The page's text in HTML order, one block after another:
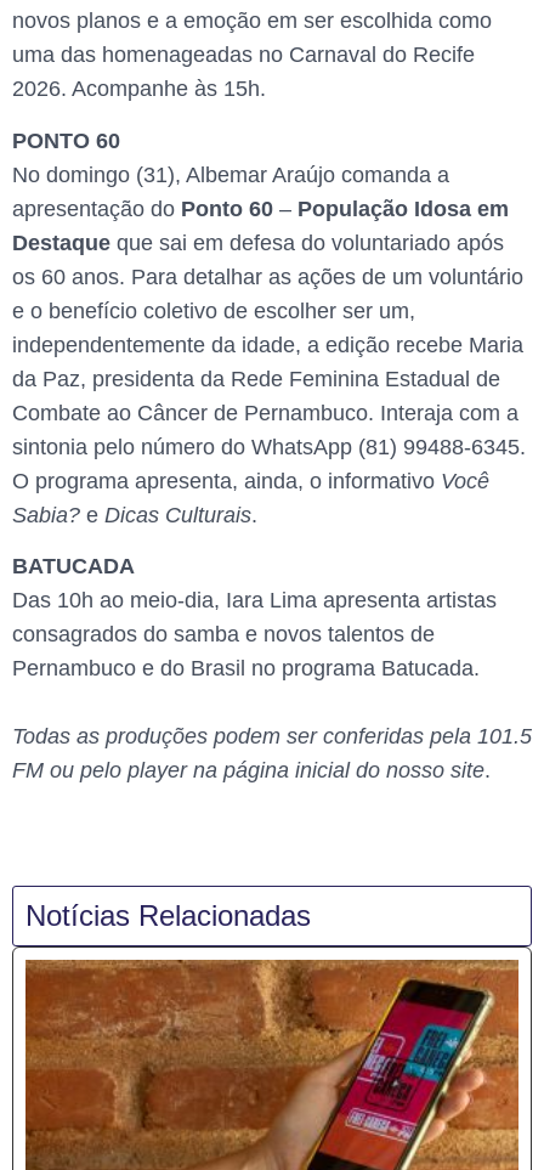
novos planos e a emoção em ser escolhida como
uma das homenageadas no Carnaval do Recife
2026. Acompanhe às 15h.
PONTO 60
No domingo (31), Albemar Araújo comanda a
apresentação do Ponto 60 – População Idosa em
Destaque que sai em defesa do voluntariado após
os 60 anos. Para detalhar as ações de um voluntário
e o benefício coletivo de escolher ser um,
independentemente da idade, a edição recebe Maria
da Paz, presidenta da Rede Feminina Estadual de
Combate ao Câncer de Pernambuco. Interaja com a
sintonia pelo número do WhatsApp (81) 99488-6345.
O programa apresenta, ainda, o informativo Você
Sabia? e Dicas Culturais.
BATUCADA
Das 10h ao meio-dia, Iara Lima apresenta artistas
consagrados do samba e novos talentos de
Pernambuco e do Brasil no programa Batucada.
Todas as produções podem ser conferidas pela 101.5
FM ou pelo player na página inicial do nosso site.
Notícias Relacionadas